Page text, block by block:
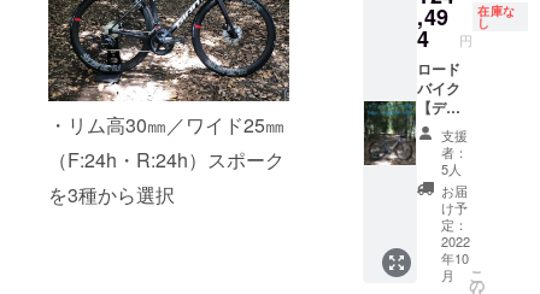
・リム高30㎜／ワイド25㎜
（F:24h・R:24h）スポーク
を3種から選択
品のリ
ムは写
真と異
なる場
合がご
ざいま
す。 ※
ホイー
ル完成
組で
す。車
体、タ
イヤ、
チュー
ブなど
鍮ニッ
プル：
黒 ※開
放組み
はス
ポーク
がクロ
スする
場合、
捩じら
ない組
み方で
す。 ※
イメー
ジ写真
20万円
税込の
場合 ①
割引適
応
200,000
円の
30％off
140,000
円税込
②ご支
援金差
140,000
,49
4 円
在庫な
し
ロード
バイク
【ディ
スクブ
レー
キ】仕
様カー
ボンホ
イール
35%off
+送料
通常販
支援
者：
5人
お届
け予
定：
2022
年10
月
こ
の